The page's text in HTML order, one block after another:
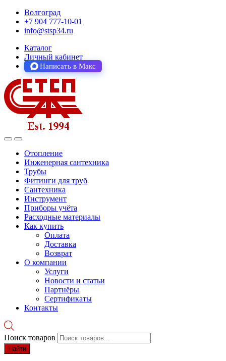
Волгоград
+7 904 777-10-01
info@stsp34.ru
Каталог
Личный кабинет
Написать в Макс
Отопление
Инженерная сантехника
Трубы
Фитинги для труб
Сантехника
Инструмент
Приборы учёта
Расходные материалы
Как купить
Оплата
Доставка
Возврат
О компании
Услуги
Новости и статьи
Партнёры
Сертификаты
Контакты
Поиск товаров
Найти